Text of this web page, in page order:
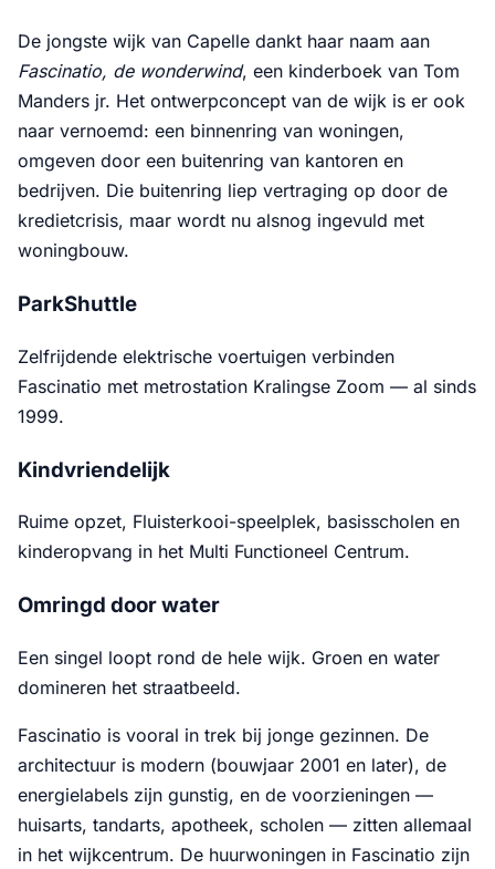
De jongste wijk van Capelle dankt haar naam aan
Fascinatio, de wonderwind, een kinderboek van Tom
Manders jr. Het ontwerpconcept van de wijk is er ook
naar vernoemd: een binnenring van woningen,
omgeven door een buitenring van kantoren en
bedrijven. Die buitenring liep vertraging op door de
kredietcrisis, maar wordt nu alsnog ingevuld met
woningbouw.
ParkShuttle
Zelfrijdende elektrische voertuigen verbinden
Fascinatio met metrostation Kralingse Zoom — al sinds
1999.
Kindvriendelijk
Ruime opzet, Fluisterkooi-speelplek, basisscholen en
kinderopvang in het Multi Functioneel Centrum.
Omringd door water
Een singel loopt rond de hele wijk. Groen en water
domineren het straatbeeld.
Fascinatio is vooral in trek bij jonge gezinnen. De
architectuur is modern (bouwjaar 2001 en later), de
energielabels zijn gunstig, en de voorzieningen —
huisarts, tandarts, apotheek, scholen — zitten allemaal
in het wijkcentrum. De huurwoningen in Fascinatio zijn